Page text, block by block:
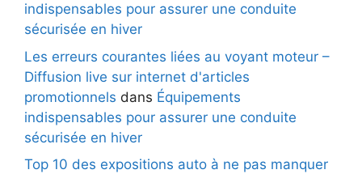
indispensables pour assurer une conduite
sécurisée en hiver
Les erreurs courantes liées au voyant moteur –
Diffusion live sur internet d'articles
promotionnels dans Équipements
indispensables pour assurer une conduite
sécurisée en hiver
Top 10 des expositions auto à ne pas manquer